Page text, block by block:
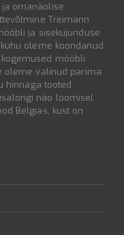
omanäolise
Treimann
ja sisekujunduse
oleme koondanud
mööbli
oleme valinud parima
hinnaga tooted
näo loomisel
Belgias, kust on